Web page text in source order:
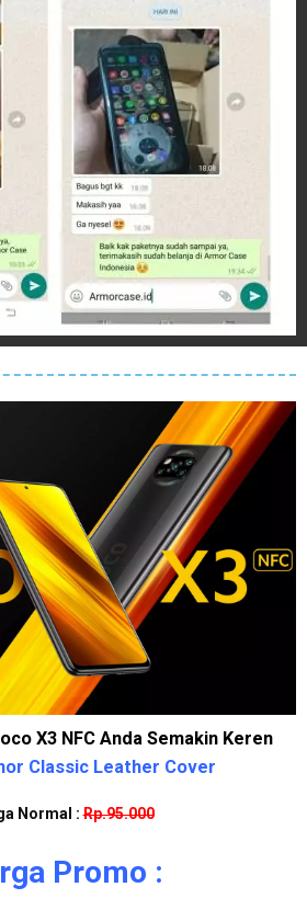
X3 NFC Anda Semakin Keren
Classic Leather Cover
Normal :Rp.95.000
Promo :